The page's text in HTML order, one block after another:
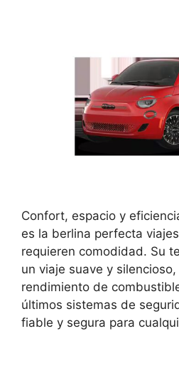
Confort, espacio y
es la berlina perfecta
requieren comodidad. Su
un viaje suave y
rendimiento de
últimos sistemas de
fiable y segura para